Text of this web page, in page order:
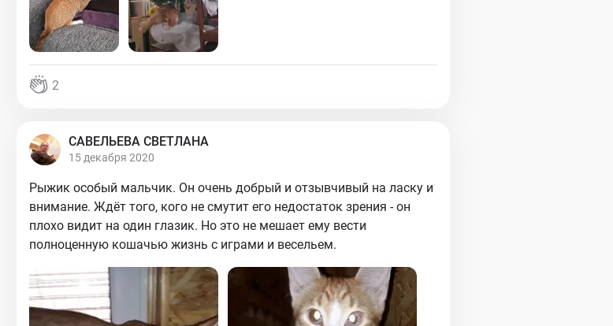
2
САВЕЛЬЕВА СВЕТЛАНА
15 декабря 2020
Рыжик особый мальчик. Он очень добрый и отзывчивый на ласку и
внимание. Ждёт того, кого не смутит его недостаток зрения - он
плохо видит на один глазик. Но это не мешает ему вести
полноценную кошачью жизнь с играми и весельем.